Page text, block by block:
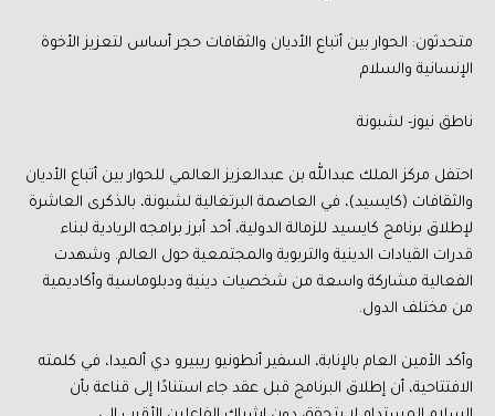
متحدثون: الحوار بين أتباع الأديان والثقافات حجر أساس لتعزيز الأخوة
الإنسانية والسلام
ناطق نيوز- لشبونة
احتفل مركز الملك عبدالله بن عبدالعزيز العالمي للحوار بين أتباع الأديان
والثقافات (كايسيد)، في العاصمة البرتغالية لشبونة، بالذكرى العاشرة
لإطلاق برنامج كايسيد للزمالة الدولية، أحد أبرز برامجه الريادية لبناء
قدرات القيادات الدينية والتربوية والمجتمعية حول العالم. وشهدت
الفعالية مشاركة واسعة من شخصيات دينية ودبلوماسية وأكاديمية
من مختلف الدول.
وأكد الأمين العام بالإنابة، السفير أنطونيو ريبيرو دي ألميدا، في كلمته
الافتتاحية، أن إطلاق البرنامج قبل عقد جاء استنادًا إلى قناعة بأن